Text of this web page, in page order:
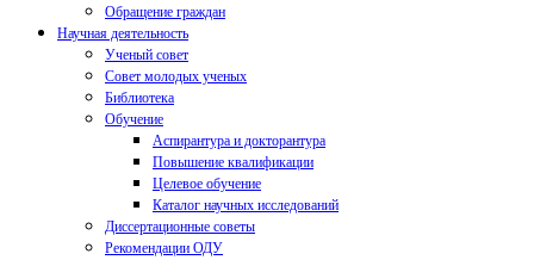
Обращение граждан
Научная деятельность
Ученый совет
Совет молодых ученых
Библиотека
Обучение
Аспирантура и докторантура
Повышение квалификации
Целевое обучение
Каталог научных исследований
Диссертационные советы
Рекомендации ОДУ